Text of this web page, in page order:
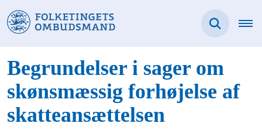
Begrundelser i sager om
skønsmæssig forhøjelse af
skatteansættelsen